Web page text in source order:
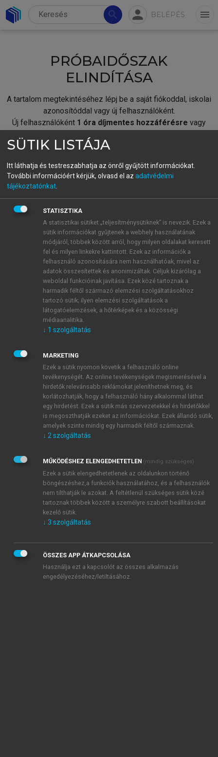
search person BELÉPÉS menu
PRÓBAIDŐSZAK
ELINDÍTÁSA
A tartalom megtekintéséhez lépj be a saját fiókoddal, iskolai
azonosítóddal vagy új felhasználóként.
Új felhasználóként 1 óra díjmentes hozzáférésre vagy
fiókoddal,vagy hozz létre új fiókot.
A regisztráció után apróbaidőszakautomatikusan
BELÉPÉS SAJÁT FIÓKKAL
ÚJ FIÓK LÉTREHOZÁSA
1 óra díjmentes hozzáférés
E-MAIL-CÍM
JELSZÓ
JELSZÓ ÚJRA
Kérek értesítést a MeRSZ újdonságairól, akcióiról.
Kérek értesítést az Akadémiai Kiadó Zrt. újdonságairól,
Adatkezelési tájékoztatóbanfoglaltakat tudomásul
veszem és elfogadom.
Általános vásárlási feltételeket, valamint a szotar.netés a
mersz.huoldalak licencszerződéseiben foglaltakat
tudomásul veszem és elfogadom.
KIPRÓBÁLOM
SÜTIK LISTÁJA
Itt láthatja és testreszabhatja az önről gyűjtött információkat.
További információért kérjük, olvasd el az adatvédelmi
tájékoztatónkat
STATISZTIKA
A statisztikai sütiket „teljesítménysütiknek” is nevezik. Ezek a
sütik információkat gyűjtenek a webhely használatának
módjáról, többek között arról, hogy milyen oldalakat keresett
fel és milyen linkekre kattintott. Ezek az információk a
felhasználó azonosítására nem használhatóak, mivel az
adatok összesítettek és anonimizáltak. Céljuk kizárólag a
weboldal funkcióinak javítása. Ezek közé tartoznak a
harmadik féltől származó elemzési szolgáltatásokhoz
tartozó sütik; ilyen elemzési szolgáltatások a
látogatóelemzések, a hőtérképek és a közösségi
médiaanalitika.
↓ 1 szolgáltatás
MARKETING
Ezek a sütik nyomon követik a felhasználó online
tevékenységét. Az online tevékenységek megismerésével a
hirdetők relevánsabb reklámokat jeleníthetnek meg, és
korlátozhatják, hogy a felhasználó hány alkalommal láthat
egy hirdetést. Ezek a sütik más szervezetekkel és hirdetőkkel
is megoszthatják ezeket az információkat. Ezek állandó sütik,
amelyek szinte mindig egy harmadik féltől származnak.
↓ 2 szolgáltatás
MŰKÖDÉSHEZ ELENGEDHETETLEN (mindig szükséges)
Ezek a sütik elengedhetetlenek az oldalunkon történő
böngészéshez,a funkciók használatához, és a felhasználók
nem tilthatják le azokat. A feltétlenül szükséges sütik közé
tartoznak többek között a személyre szabott beállításokat
kezelő sütik.
↓ 3 szolgáltatás
ÖSSZES APP ÁTKAPCSOLÁSA
Használja ezt a kapcsolót az összes alkalmazás
engedélyezéséhez/letiltásához.